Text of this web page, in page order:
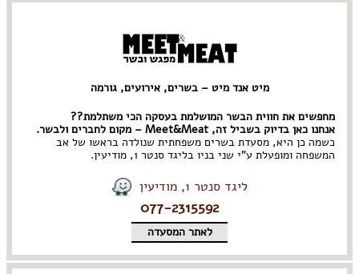
מיט אנד מיט – בשרים, אירועים, גורמה
מחפשים את חווית הבשר המושלמת בעסקה הכי משתלמת??
אנחנו כאן בדיוק בשביל זה, Meet&Meat – מקום לחברים ולבשר.
כשמה כן היא, מסעדת בשרים משפחתית שנולדה בראשו של אב
המשפחה ומופעלת ע"י שני בניו בליגד סנטר 1, מודיעין.
ליגד סנטר 1, מודיעין
077-2315592
לאתר המסעדה